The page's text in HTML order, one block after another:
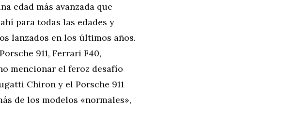
edad más avanzada que
para todas las edades y
lanzados en los últimos años.
911, Ferrari F40,
mencionar el feroz desafío
Chiron y el Porsche 911
de los modelos «normales»,